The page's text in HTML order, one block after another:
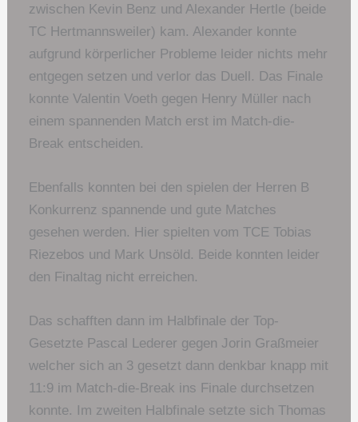
zwischen Kevin Benz und Alexander Hertle (beide
TC Hertmannsweiler) kam. Alexander konnte
aufgrund körperlicher Probleme leider nichts mehr
entgegen setzen und verlor das Duell. Das Finale
konnte Valentin Voeth gegen Henry Müller nach
einem spannenden Match erst im Match-die-
Break entscheiden.
Ebenfalls konnten bei den spielen der Herren B
Konkurrenz spannende und gute Matches
gesehen werden. Hier spielten vom TCE Tobias
Riezebos und Mark Unsöld. Beide konnten leider
den Finaltag nicht erreichen.
Das schafften dann im Halbfinale der Top-
Gesetzte Pascal Lederer gegen Jorin Graßmeier
welcher sich an 3 gesetzt dann denkbar knapp mit
11:9 im Match-die-Break ins Finale durchsetzen
konnte. Im zweiten Halbfinale setzte sich Thomas